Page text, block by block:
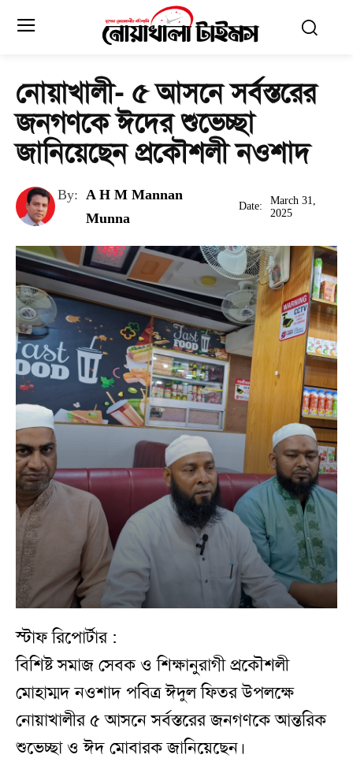
নোয়াখালী- ৫ আসনে সর্বস্তরের
জনগণকে ঈদের শুভেচ্ছা
জানিয়েছেন প্রকৌশলী নওশাদ
By: A H M Mannan
Munna
Date:
March 31,
2025
স্টাফ রিপোর্টার :
বিশিষ্ট সমাজ সেবক ও শিক্ষানুরাগী প্রকৌশলী
মোহাম্মদ নওশাদ পবিত্র ঈদুল ফিতর উপলক্ষে
নোয়াখালীর ৫ আসনে সর্বস্তরের জনগণকে আন্তরিক
শুভেচ্ছা ও ঈদ মোবারক জানিয়েছেন।